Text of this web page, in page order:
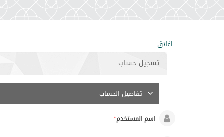
اغلاق
تسجيل حساب
تفاصيل الحساب
اسم المستخدم*